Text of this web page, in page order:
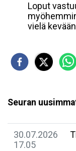
Loput
vielä
Seuran
30.07.2026
17.05